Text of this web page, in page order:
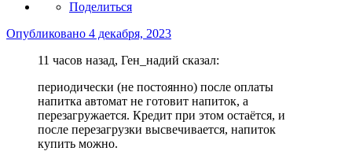
Поделиться
Опубликовано 4 декабря, 2023
11 часов назад, Ген_надий сказал:
периодически (не постоянно) после оплаты
напитка автомат не готовит напиток, а
перезагружается. Кредит при этом остаётся, и
после перезагрузки высвечивается, напиток
купить можно.